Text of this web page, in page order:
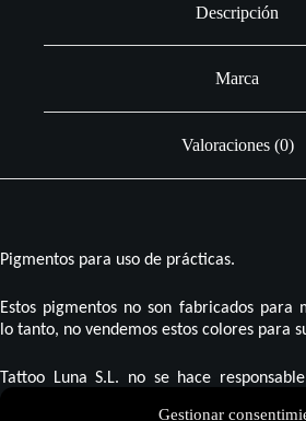
Gestionar
Descripción
Marca
Valoraciones (0)
Pigmentos para uso de prácticas.
Estos pigmentos no son fabricados para
lo tanto, no vendemos estos colores para
Tattoo Luna S.L. no se hace